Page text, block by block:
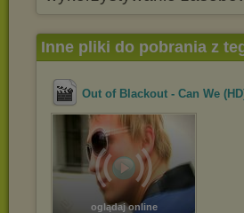
Inne pliki do pobrania z
Out of Blackout - Can We
oglądaj online